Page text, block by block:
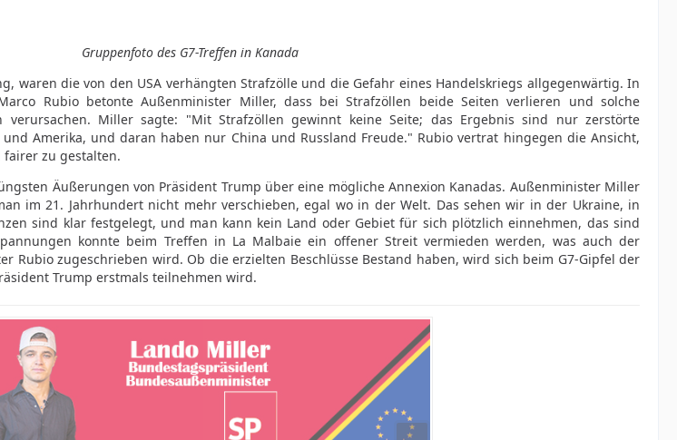
Gruppenfoto des G7-Treffen in Kanada
waren die von den USA verhängten Strafzölle und die Gefahr eines Handelskriegs allgegenwärtig. In
Rubio betonte Außenminister Miller, dass bei Strafzöllen beide Seiten verlieren und solche
verursachen. Miller sagte: "Mit Strafzöllen gewinnt keine Seite; das Ergebnis sind nur zerstörte
Amerika, und daran haben nur China und Russland Freude." Rubio vertrat hingegen die Ansicht,
fairer zu gestalten.
Äußerungen von Präsident Trump über eine mögliche Annexion Kanadas. Außenminister Miller
im 21. Jahrhundert nicht mehr verschieben, egal wo in der Welt. Das sehen wir in der Ukraine, in
sind klar festgelegt, und man kann kein Land oder Gebiet für sich plötzlich einnehmen, das sind
konnte beim Treffen in La Malbaie ein offener Streit vermieden werden, was auch der
Rubio zugeschrieben wird. Ob die erzielten Beschlüsse Bestand haben, wird sich beim G7-Gipfel der
Trump erstmals teilnehmen wird.